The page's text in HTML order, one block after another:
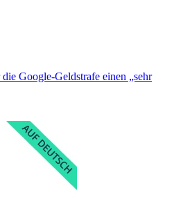
Google-Geldstrafe einen „sehr